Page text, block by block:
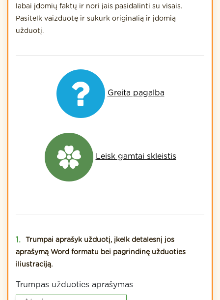
labai įdomių faktų ir nori jais pasidalinti su visais.
Pasitelk vaizduotę ir sukurk originalią ir įdomią
užduotį.
Greita pagalba
Leisk gamtai skleistis
Trumpai aprašyk užduotį, įkelk detalesnį jos
aprašymą Word formatu bei pagrindinę užduoties
iliustraciją.
Trumpas užduoties aprašymas